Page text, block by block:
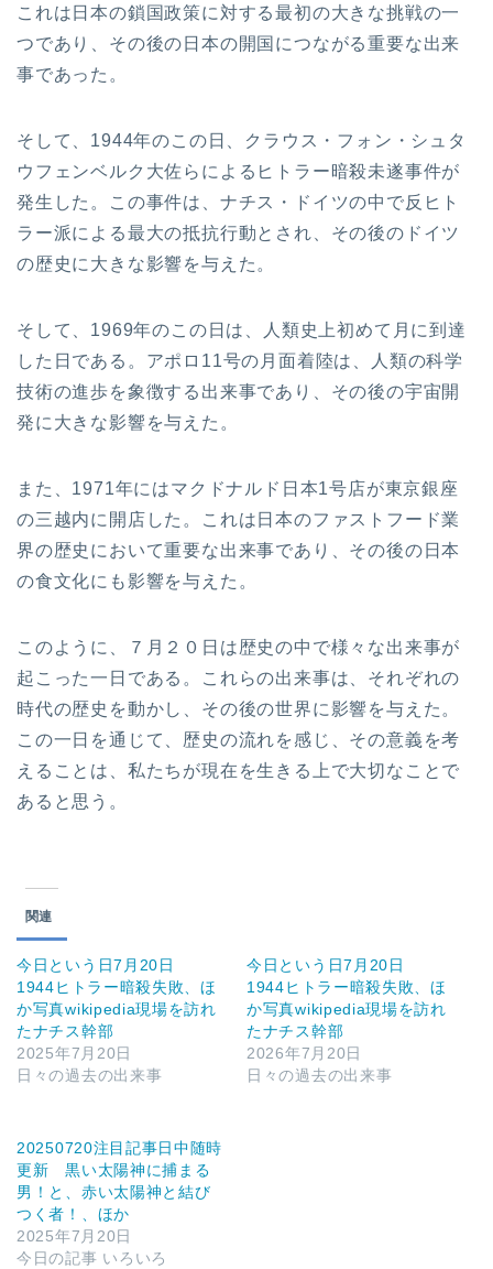
これは日本の鎖国政策に対する最初の大きな挑戦の一
つであり、その後の日本の開国につながる重要な出来
事であった。
そして、1944年のこの日、クラウス・フォン・シュタ
ウフェンベルク大佐らによるヒトラー暗殺未遂事件が
発生した。この事件は、ナチス・ドイツの中で反ヒト
ラー派による最大の抵抗行動とされ、その後のドイツ
の歴史に大きな影響を与えた。
そして、1969年のこの日は、人類史上初めて月に到達
した日である。アポロ11号の月面着陸は、人類の科学
技術の進歩を象徴する出来事であり、その後の宇宙開
発に大きな影響を与えた。
また、1971年にはマクドナルド日本1号店が東京銀座
の三越内に開店した。これは日本のファストフード業
界の歴史において重要な出来事であり、その後の日本
の食文化にも影響を与えた。
このように、７月２０日は歴史の中で様々な出来事が
起こった一日である。これらの出来事は、それぞれの
時代の歴史を動かし、その後の世界に影響を与えた。
この一日を通じて、歴史の流れを感じ、その意義を考
えることは、私たちが現在を生きる上で大切なことで
あると思う。
関連
今日という日7月20日
1944ヒトラー暗殺失敗、ほ
か写真wikipedia現場を訪れ
たナチス幹部
2025年7月20日
日々の過去の出来事
今日という日7月20日
1944ヒトラー暗殺失敗、ほ
か写真wikipedia現場を訪れ
たナチス幹部
2026年7月20日
日々の過去の出来事
20250720注目記事日中随時
更新 黒い太陽神に捕まる
男！と、赤い太陽神と結び
つく者！、ほか
2025年7月20日
今日の記事 いろいろ